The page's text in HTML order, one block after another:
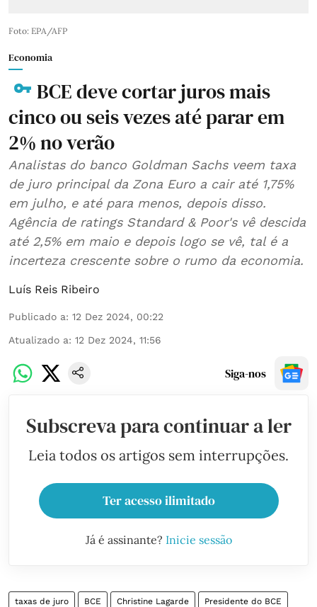
Foto: EPA/AFP
Economia
BCE deve cortar juros mais
cinco ou seis vezes até parar em
2% no verão
Analistas do banco Goldman Sachs veem taxa
de juro principal da Zona Euro a cair até 1,75%
em julho, e até para menos, depois disso.
Agência de ratings Standard & Poor's vê descida
até 2,5% em maio e depois logo se vê, tal é a
incerteza crescente sobre o rumo da economia.
Luís Reis Ribeiro
Publicado a: 12 Dez 2024, 00:22
Atualizado a: 12 Dez 2024, 11:56
Siga-nos
Subscreva para continuar a ler
Leia todos os artigos sem interrupções.
Ter acesso ilimitado
Já é assinante? Inicie sessão
taxas de juro BCE Christine Lagarde Presidente do BCE